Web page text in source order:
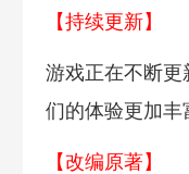
【持续更新】
游戏正在不断更
们的体验更加丰
【改编原著】